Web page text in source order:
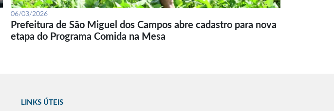
06/03/2026
Prefeitura de São Miguel dos Campos abre cadastro para nova
etapa do Programa Comida na Mesa
LINKS ÚTEIS